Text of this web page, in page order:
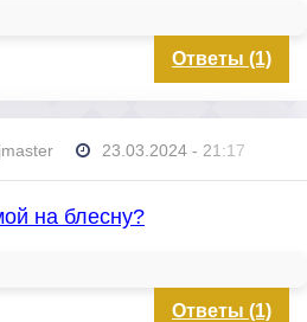
Ответы (1)
23.03.2024 - 21:17
на блесну?
Ответы (1)